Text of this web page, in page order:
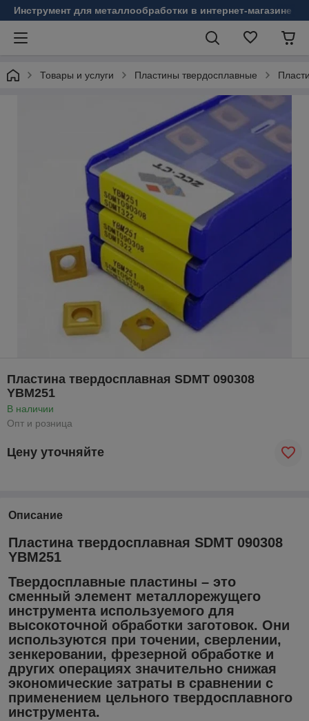
Инструмент для металлообработки в интернет-магазине
Товары и услуги Пластины твердосплавные
Пластина твердосплавная SDMT 090308
YBM251
В наличии
Опт и розница
Цену уточняйте
Описание
Пластина твердосплавная SDMT 090308
YBM251
Твердосплавные пластины – это
сменный элемент металлорежущего
инструмента используемого для
высокоточной обработки заготовок. Они
используются при точении, сверлении,
зенкеровании, фрезерной обработке и
других операциях значительно снижая
экономические затраты в сравнении с
применением цельного твердосплавного
инструмента.